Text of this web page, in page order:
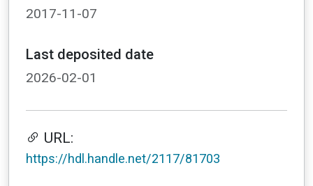
2017-11-07
Last deposited date
2026-02-01
URL:
https://hdl.handle.net/2117/81703